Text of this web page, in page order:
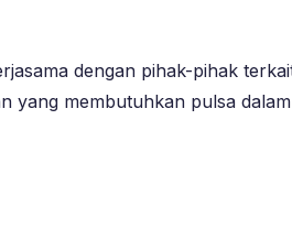
dengan pihak-pihak
membutuhkan pulsa